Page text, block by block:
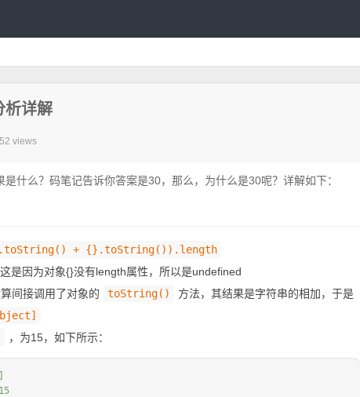
详解
views
是什么？码笔记告诉你答案是30，那么，为什么是30呢？详解如下：
+ {}.toString()).length
是因为对象{}没有length属性，所以是undefined
间接调用了对象的
toString()
方法，其结果是字符串的相加，于是
，为15，如下所示：